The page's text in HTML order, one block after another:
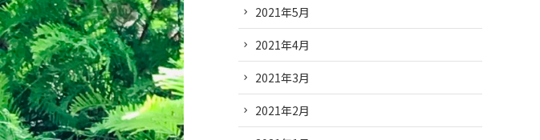
2021年5月
2021年4月
2021年3月
2021年2月